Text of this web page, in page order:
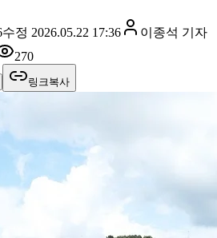
수정 2026.05.22 17:36 이종석 기자
270
링크복사